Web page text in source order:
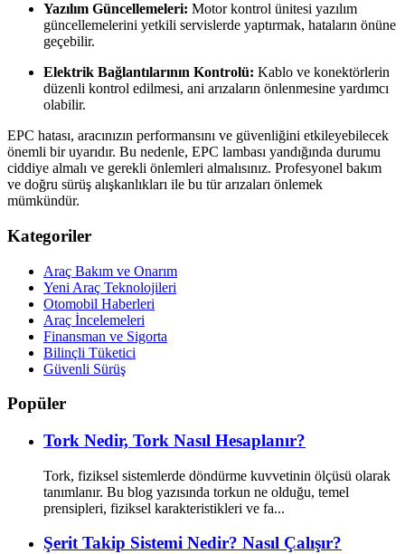
Yazılım Güncellemeleri: Motor kontrol ünitesi yazılım
güncellemelerini yetkili servislerde yaptırmak, hataların önüne
geçebilir.
Elektrik Bağlantılarının Kontrolü: Kablo ve konektörlerin
düzenli kontrol edilmesi, ani arızaların önlenmesine yardımcı
olabilir.
EPC hatası, aracınızın performansını ve güvenliğini etkileyebilecek
önemli bir uyarıdır. Bu nedenle, EPC lambası yandığında durumu
ciddiye almalı ve gerekli önlemleri almalısınız. Profesyonel bakım
ve doğru sürüş alışkanlıkları ile bu tür arızaları önlemek
mümkündür.
Kategoriler
Araç Bakım ve Onarım
Yeni Araç Teknolojileri
Otomobil Haberleri
Araç İncelemeleri
Finansman ve Sigorta
Bilinçli Tüketici
Güvenli Sürüş
Popüler
Tork Nedir, Tork Nasıl Hesaplanır?
Tork, fiziksel sistemlerde döndürme kuvvetinin ölçüsü olarak
tanımlanır. Bu blog yazısında torkun ne olduğu, temel
prensipleri, fiziksel karakteristikleri ve fa...
Şerit Takip Sistemi Nedir? Nasıl Çalışır?